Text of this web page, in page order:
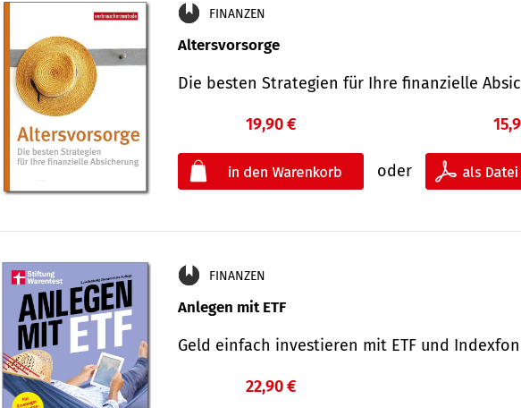
FINANZEN
Altersvorsorge
Die besten Strategien für Ihre finanzielle
19,90 €
oder
FINANZEN
Anlegen mit ETF
Geld einfach investieren mit ETF und
22,90 €